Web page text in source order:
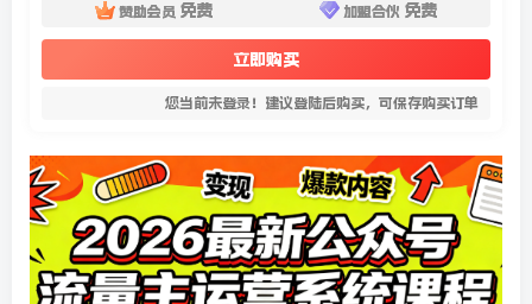
赞助会员 免费 加盟合伙 免费
立即购买
您当前未登录！建议登陆后购买，可保存购买订单